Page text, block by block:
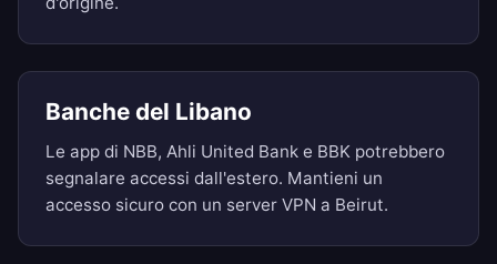
Banche del Libano
Le app di NBB, Ahli United Bank e BBK potrebbero
segnalare accessi dall'estero. Mantieni un
accesso sicuro con un server VPN a Beirut.